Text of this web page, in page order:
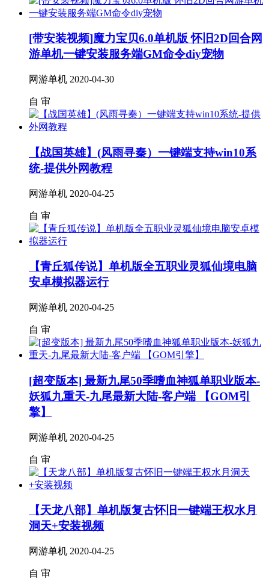
[带安装视频]魔力宝贝6.0单机版 怀旧2D回合网
游单机一键安装服务端GM命令diy宠物
网游单机 2020-04-30
自 审
【战国英雄】(风雨寻秦）一键端支持win10系
统-提供外网教程
网游单机 2020-04-25
自 审
【青丘狐传说】单机版全五职业灵狐仙境电脑
安卓模拟器运行
网游单机 2020-04-25
自 审
[超变版本] 最新九尾50季嗜血神狐单职业版本-
妖狐九重天-九尾最新大陆-客户端 【GOM引
擎】
网游单机 2020-04-25
自 审
【天龙八部】单机版复古怀旧一键端王权水月
洞天+安装视频
网游单机 2020-04-25
自 审